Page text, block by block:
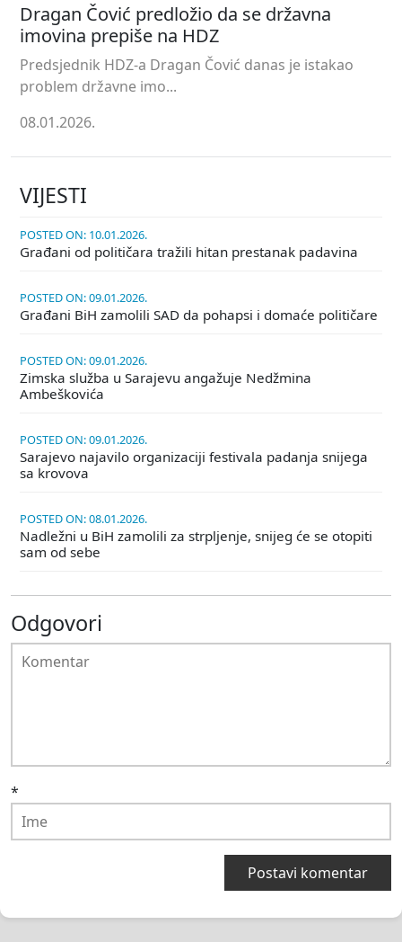
Dragan Čović predložio da se državna
imovina prepiše na HDZ
Predsjednik HDZ-a Dragan Čović danas je istakao
problem državne imo...
08.01.2026.
VIJESTI
POSTED ON: 10.01.2026.
Građani od političara tražili hitan prestanak padavina
POSTED ON: 09.01.2026.
Građani BiH zamolili SAD da pohapsi i domaće političare
POSTED ON: 09.01.2026.
Zimska služba u Sarajevu angažuje Nedžmina
Ambeškovića
POSTED ON: 09.01.2026.
Sarajevo najavilo organizaciji festivala padanja snijega
sa krovova
POSTED ON: 08.01.2026.
Nadležni u BiH zamolili za strpljenje, snijeg će se otopiti
sam od sebe
Odgovori
*